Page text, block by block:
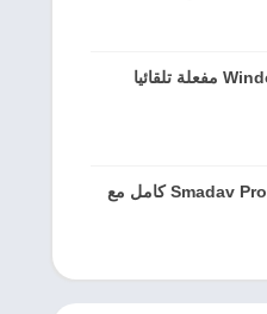
تحميل Windows 8.1 Pro مفعلة تلقائيا
برنامج Smadav Pro 2024 v15.2 كامل مع